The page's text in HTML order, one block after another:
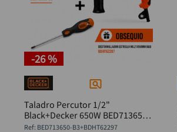
-26 %
Taladro Percutor 1/2"
Black+Decker 650W BED713650-
B3 + Destornillador Estrella
: BED713650-B3+BDHT62297